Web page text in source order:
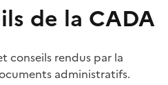
de la CADA
conseils rendus par la
administratifs.